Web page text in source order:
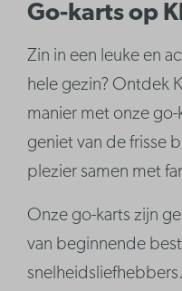
Go-karts op
Zin in een leuke en
hele gezin? Ontdek
manier met onze go-
geniet van de frisse
plezier samen met
Onze go-karts zijn
van beginnende